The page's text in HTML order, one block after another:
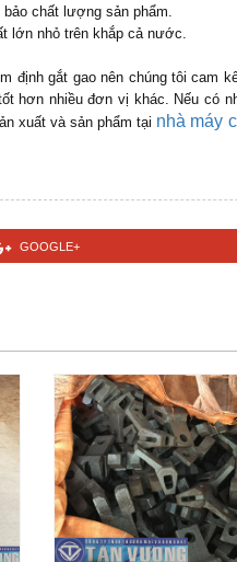
chất lượng sản phẩm.
lớn nhỏ trên khắp cả nước.
gắt gao nên chúng tôi cam
nhiều đơn vị khác. Nếu có
xuất và sản phẩm tại nhà máy
GOOGLE+